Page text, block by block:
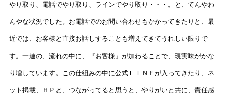
やり取り、電話でやり取り、ラインでやり取り・・・。と、てんやわ
んやな状況でした。お電話でのお問い合わせもかかってきたりと、最
近では、お客様と直接お話しすることも増えてきてうれしい限りで
す。一連の、流れの中に、『お客様』が加わることで、現実味がかな
り増しています。この仕組みの中に公式ＬＩＮＥが入ってきたり、ネ
ット掲載、ＨＰと、つながってると思うと、やりがいと共に、責任感